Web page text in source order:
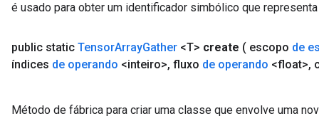
é usado para obter um identificador simbólico que
public static TensorArrayGather <T> create ( escopo de
índices de operando <inteiro>, fluxo de operando <float>,
Método de fábrica para criar uma classe que envolve uma